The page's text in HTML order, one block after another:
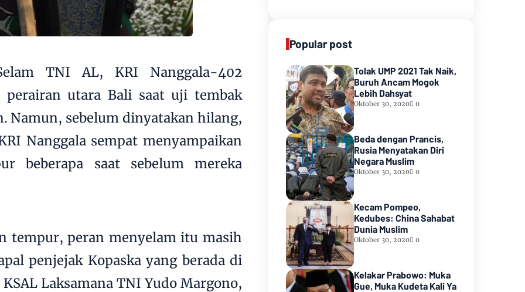
TNI AL, KRI Nanggala-402
utara Bali saat uji tembak
Namun, sebelum dinyatakan hilang,
Nanggala sempat menyampaikan
beberapa saat sebelum mereka
tempur, peran menyelam itu masih
penjejak Kopaska yang berada di
Laksamana TNI Yudo Margono,
Popular post
Tolak UMP 2021 Tak Naik,
Buruh Ancam Mogok
Lebih Dahsyat
Oktober 30, 2020 0
Beda dengan Prancis,
Rusia Menyatakan Diri
Negara Muslim
Oktober 30, 2020 0
Kecam Pompeo,
Kedubes: China Sahabat
Dunia Muslim
Oktober 30, 2020 0
Kelakar Prabowo: Muka
Gue, Muka Kudeta Kali Ya